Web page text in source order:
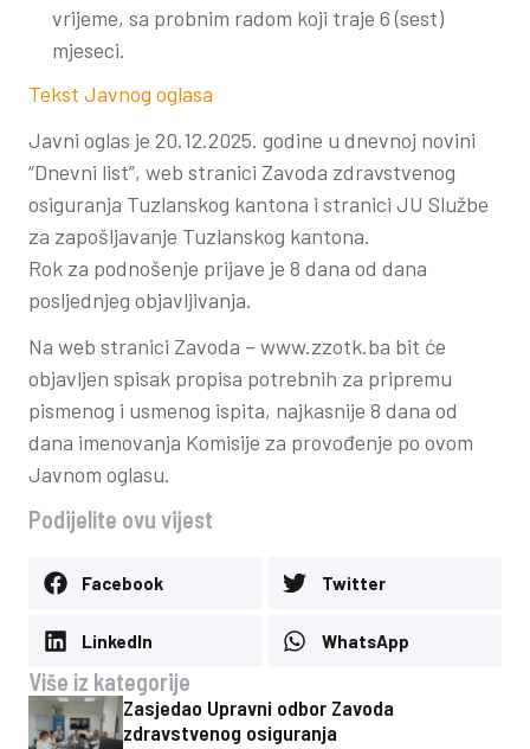
vrijeme, sa probnim radom koji traje 6 (sest)
mjeseci.
Tekst Javnog oglasa
Javni oglas je 20.12.2025. godine u dnevnoj novini
“Dnevni list”, web stranici Zavoda zdravstvenog
osiguranja Tuzlanskog kantona i stranici JU Službe
za zapošljavanje Tuzlanskog kantona.
Rok za podnošenje prijave je 8 dana od dana
posljednjeg objavljivanja.
Na web stranici Zavoda – www.zzotk.ba bit će
objavljen spisak propisa potrebnih za pripremu
pismenog i usmenog ispita, najkasnije 8 dana od
dana imenovanja Komisije za provođenje po ovom
Javnom oglasu.
Podijelite ovu vijest
Facebook Twitter
LinkedIn WhatsApp
Više iz kategorije
Zasjedao Upravni odbor Zavoda
zdravstvenog osiguranja